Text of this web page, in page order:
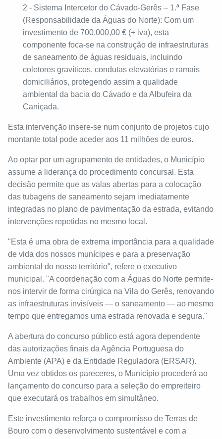
2 - Sistema Intercetor do Cávado-Gerês – 1.ª Fase
(Responsabilidade da Águas do Norte): Com um
investimento de 700.000,00 € (+ iva), esta
componente foca-se na construção de infraestruturas
de saneamento de águas residuais, incluindo
coletores gravíticos, condutas elevatórias e ramais
domiciliários, protegendo assim a qualidade
ambiental da bacia do Cávado e da Albufeira da
Caniçada.
Esta intervenção insere-se num conjunto de projetos cujo
montante total pode aceder aos 11 milhões de euros.
Ao optar por um agrupamento de entidades, o Município
assume a liderança do procedimento concursal. Esta
decisão permite que as valas abertas para a colocação
das tubagens de saneamento sejam imediatamente
integradas no plano de pavimentação da estrada, evitando
intervenções repetidas no mesmo local.
"Esta é uma obra de extrema importância para a qualidade
de vida dos nossos munícipes e para a preservação
ambiental do nosso território", refere o executivo
municipal. "A coordenação com a Águas do Norte permite-
nos intervir de forma cirúrgica na Vila do Gerês, renovando
as infraestruturas invisíveis — o saneamento — ao mesmo
tempo que entregamos uma estrada renovada e segura."
A abertura do concurso público está agora dependente
das autorizações finais da Agência Portuguesa do
Ambiente (APA) e da Entidade Reguladora (ERSAR).
Uma vez obtidos os pareceres, o Município procederá ao
lançamento do concurso para a seleção do empreiteiro
que executará os trabalhos em simultâneo.
Este investimento reforça o compromisso de Terras de
Bouro com o desenvolvimento sustentável e com a